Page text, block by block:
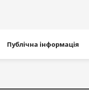
Публічна інформація